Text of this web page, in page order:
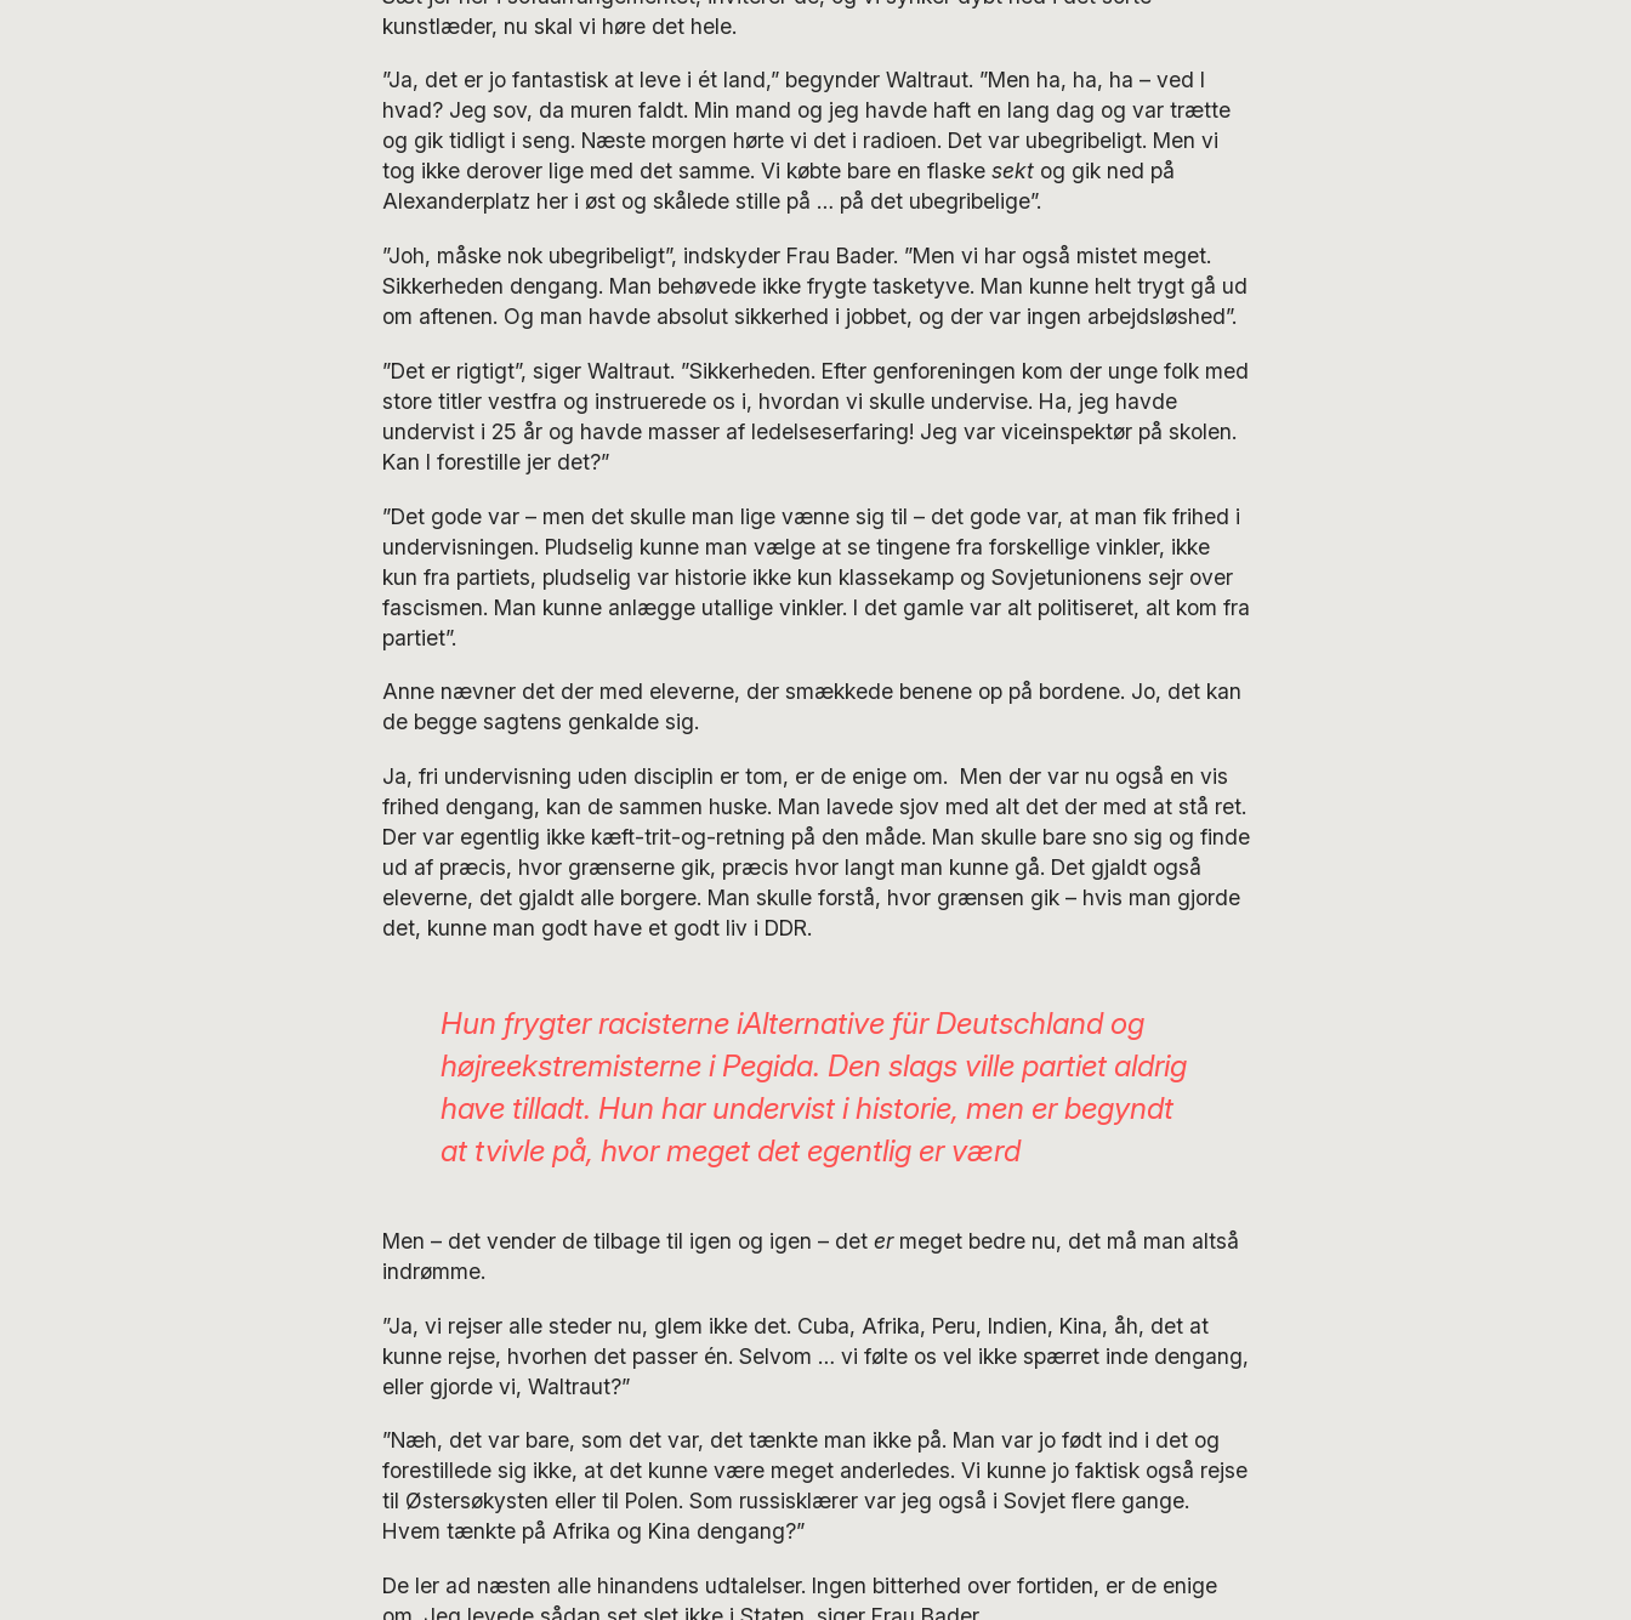
kunstlæder, nu skal vi høre det hele.
”Ja, det er jo fantastisk at leve i ét land,” begynder Waltraut. ”Men ha, ha, ha – ved I
hvad? Jeg sov, da muren faldt. Min mand og jeg havde haft en lang dag og var trætte
og gik tidligt i seng. Næste morgen hørte vi det i radioen. Det var ubegribeligt. Men vi
tog ikke derover lige med det samme. Vi købte bare en flaske sekt og gik ned på
Alexanderplatz her i øst og skålede stille på … på det ubegribelige”.
”Joh, måske nok ubegribeligt”, indskyder Frau Bader. ”Men vi har også mistet meget.
Sikkerheden dengang. Man behøvede ikke frygte tasketyve. Man kunne helt trygt gå ud
om aftenen. Og man havde absolut sikkerhed i jobbet, og der var ingen arbejdsløshed”.
”Det er rigtigt”, siger Waltraut. ”Sikkerheden. Efter genforeningen kom der unge folk med
store titler vestfra og instruerede os i, hvordan vi skulle undervise. Ha, jeg havde
undervist i 25 år og havde masser af ledelseserfaring! Jeg var viceinspektør på skolen.
Kan I forestille jer det?”
”Det gode var – men det skulle man lige vænne sig til – det gode var, at man fik frihed i
undervisningen. Pludselig kunne man vælge at se tingene fra forskellige vinkler, ikke
kun fra partiets, pludselig var historie ikke kun klassekamp og Sovjetunionens sejr over
fascismen. Man kunne anlægge utallige vinkler. I det gamle var alt politiseret, alt kom fra
partiet”.
Anne nævner det der med eleverne, der smækkede benene op på bordene. Jo, det kan
de begge sagtens genkalde sig.
Ja, fri undervisning uden disciplin er tom, er de enige om. Men der var nu også en vis
frihed dengang, kan de sammen huske. Man lavede sjov med alt det der med at stå ret.
Der var egentlig ikke kæft-trit-og-retning på den måde. Man skulle bare sno sig og finde
ud af præcis, hvor grænserne gik, præcis hvor langt man kunne gå. Det gjaldt også
eleverne, det gjaldt alle borgere. Man skulle forstå, hvor grænsen gik – hvis man gjorde
det, kunne man godt have et godt liv i DDR.
Hun frygter racisterne iAlternative für Deutschland og
højreekstremisterne i Pegida. Den slags ville partiet aldrig
have tilladt. Hun har undervist i historie, men er begyndt
at tvivle på, hvor meget det egentlig er værd
Men – det vender de tilbage til igen og igen – det er meget bedre nu, det må man altså
indrømme.
”Ja, vi rejser alle steder nu, glem ikke det. Cuba, Afrika, Peru, Indien, Kina, åh, det at
kunne rejse, hvorhen det passer én. Selvom … vi følte os vel ikke spærret inde dengang,
eller gjorde vi, Waltraut?”
”Næh, det var bare, som det var, det tænkte man ikke på. Man var jo født ind i det og
forestillede sig ikke, at det kunne være meget anderledes. Vi kunne jo faktisk også rejse
til Østersøkysten eller til Polen. Som russisklærer var jeg også i Sovjet flere gange.
Hvem tænkte på Afrika og Kina dengang?”
De ler ad næsten alle hinandens udtalelser. Ingen bitterhed over fortiden, er de enige